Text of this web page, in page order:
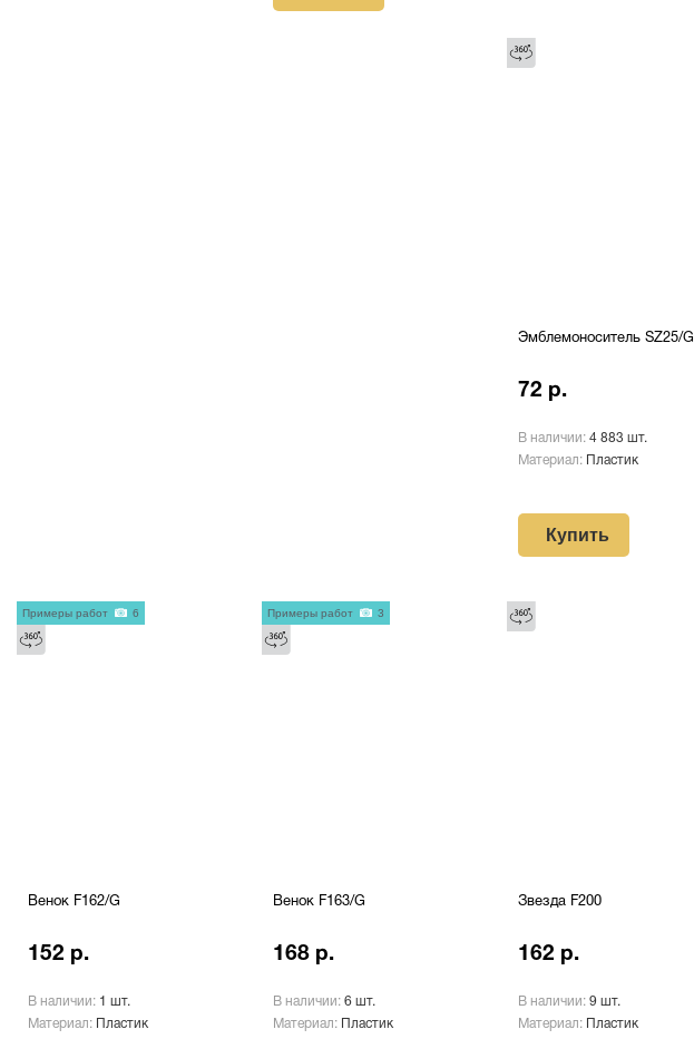
Эмблемоноситель SZ25/G
72 р.
В наличии: 4 883 шт.
Материал:
Пластик
Купить
Венок F162/G
152 р.
В наличии: 1 шт.
Материал:
Пластик
Примеры работ 6
Венок F163/G
168 р.
В наличии: 6 шт.
Материал:
Пластик
Примеры работ 3
Звезда F200
162 р.
В наличии: 9 шт.
Материал:
Пластик